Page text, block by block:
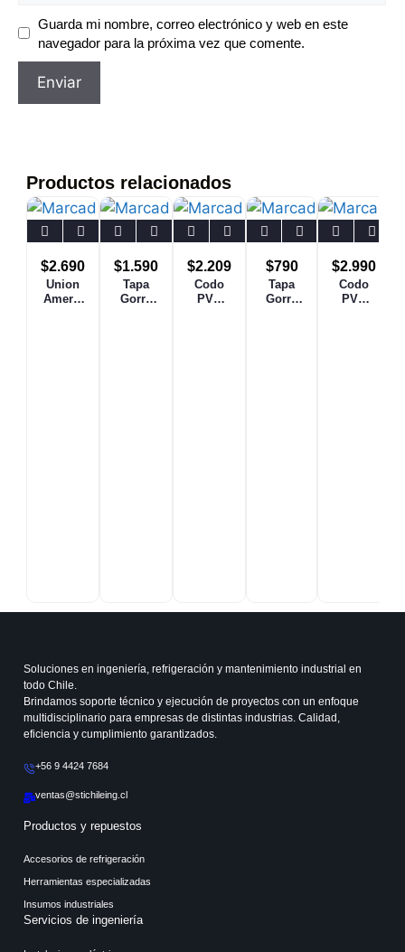
Guarda mi nombre, correo electrónico y web en este
navegador para la próxima vez que comente.
Productos relacionados
Union
Americ
$2.690
Tapa
Gorro
$1.590
Codo
PVC
$2.209
Tapa
Gorro
$790
Codo
PVC
$2.990
Soluciones en ingeniería, refrigeración y mantenimiento industrial en
todo Chile.
Brindamos soporte técnico y ejecución de proyectos con un enfoque
multidisciplinario para empresas de distintas industrias. Calidad,
eficiencia y cumplimiento garantizados.
+56 9 4424 7684
ventas@stichileing.cl
Productos y repuestos
Accesorios de refrigeración
Herramientas especializadas
Insumos industriales
Servicios de ingeniería